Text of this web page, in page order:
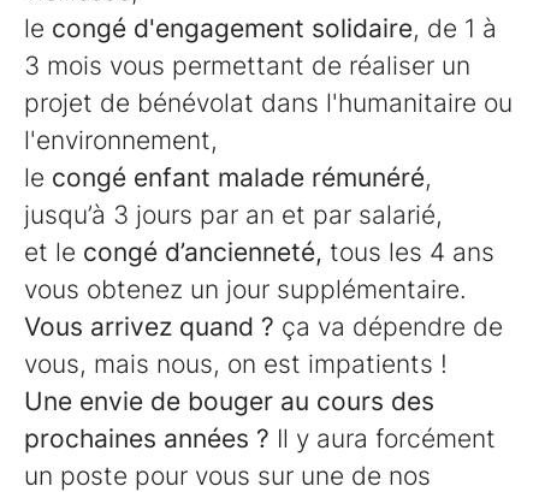
le congé d'engagement solidaire, de 1 à
3 mois vous permettant de réaliser un
projet de bénévolat dans l'humanitaire ou
l'environnement,
le congé enfant malade rémunéré,
jusqu’à 3 jours par an et par salarié,
et le congé d’ancienneté, tous les 4 ans
vous obtenez un jour supplémentaire.
Vous arrivez quand ? ça va dépendre de
vous, mais nous, on est impatients !
Une envie de bouger au cours des
prochaines années ? Il y aura forcément
un poste pour vous sur une de nos